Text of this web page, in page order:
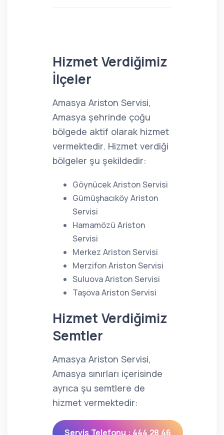
Hizmet Verdiğimiz
İlçeler
Amasya Ariston Servisi,
Amasya şehrinde çoğu
bölgede aktif olarak hizmet
vermektedir. Hizmet verdiği
bölgeler şu şekildedir:
Göynücek Ariston Servisi
Gümüşhacıköy Ariston
Servisi
Hamamözü Ariston
Servisi
Merkez Ariston Servisi
Merzifon Ariston Servisi
Suluova Ariston Servisi
Taşova Ariston Servisi
Hizmet Verdiğimiz
Semtler
Amasya Ariston Servisi,
Amasya sınırları içerisinde
ayrıca şu semtlere de
hizmet vermektedir:
Servis Telefonu : 444 28 46